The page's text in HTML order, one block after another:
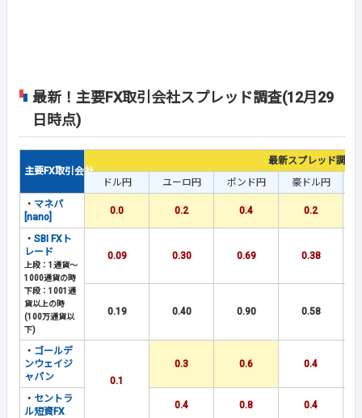
最新！主要FX取引会社スプレッド調査(12月29
日時点)
主要FX取引会社
最新スプレッド調査
ドル円
ユーロ円 ポンド円 豪ドル円
・ マネパ
[nano]
0.0 0.2 0.4 0.2
・ SBI FXト
レード
上段：1通貨～
1000通貨の時
下段：1001通
貨以上の時
(100万通貨以
下)
0.09 0.30 0.69 0.38
0.19 0.40 0.90 0.58
・ ゴールデ
ンウェイジ
ャパン
0.1
0.3 0.6 0.4
・ セントラ
ル短資FX
0.4 0.8 0.4